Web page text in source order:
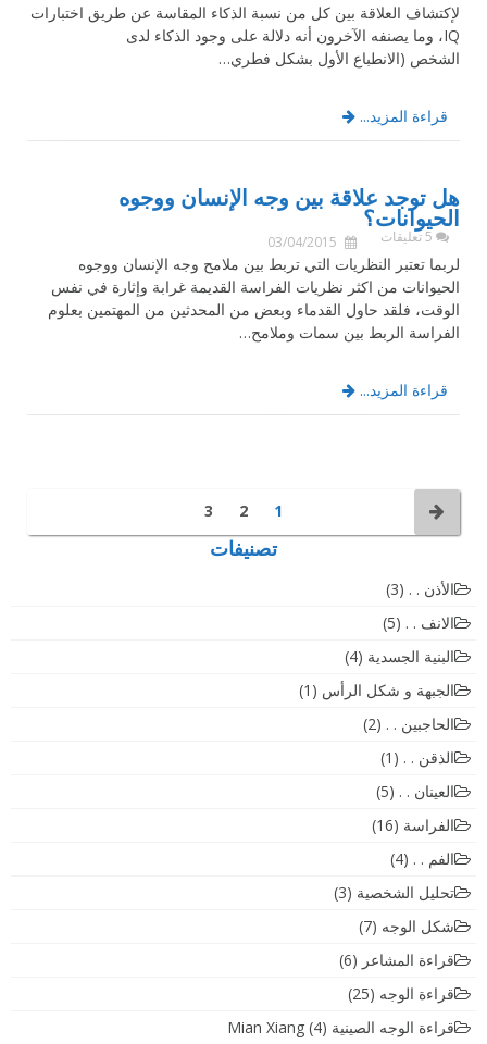
لإكتشاف العلاقة بين كل من نسبة الذكاء المقاسة عن طريق اختبارات
IQ، وما يصنفه الآخرون أنه دلالة على وجود الذكاء لدى
الشخص (الانطباع الأول بشكل فطري…
قراءة المزيد...
هل توجد علاقة بين وجه الإنسان ووجوه
الحيوانات؟
03/04/2015 5 تعليقات
لربما تعتبر النظريات التي تربط بين ملامح وجه الإنسان ووجوه
الحيوانات من اكثر نظريات الفراسة القديمة غرابة وإثارة في نفس
الوقت، فلقد حاول القدماء وبعض من المحدثين من المهتمين بعلوم
الفراسة الربط بين سمات وملامح…
قراءة المزيد...
1
2
3
تصنيفات
الأذن . . (3)
الانف . . (5)
البنية الجسدية (4)
الجبهة و شكل الرأس (1)
الحاجبين . . (2)
الذقن . . (1)
العينان . . (5)
الفراسة (16)
الفم . . (4)
تحليل الشخصية (3)
شكل الوجه (7)
قراءة المشاعر (6)
قراءة الوجه (25)
قراءة الوجه الصينية Mian Xiang (4)